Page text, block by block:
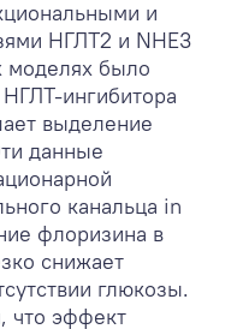
и
НГЛТ2 и NHE3
моделях было
ингибитора
выделение
данные
канальца in
флоризина в
снижает
глюкозы.
что эффект